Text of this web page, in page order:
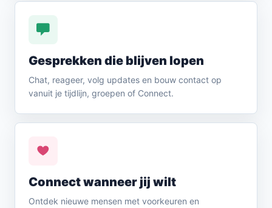
Gesprekken die blijven lopen
Chat, reageer, volg updates en bouw contact op
vanuit je tijdlijn, groepen of Connect.
Connect wanneer jij wilt
Ontdek nieuwe mensen met voorkeuren en